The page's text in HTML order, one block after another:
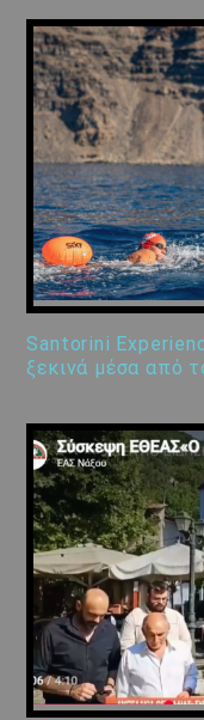
Santorini
ξεκινά μέσα από